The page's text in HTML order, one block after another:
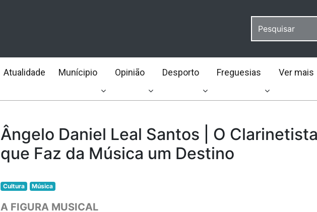
Atualidade Munícipio Opinião Desporto Freguesias Ver mais
Ângelo Daniel Leal Santos | O Clarinetista
que Faz da Música um Destino
Cultura Música
A FIGURA MUSICAL